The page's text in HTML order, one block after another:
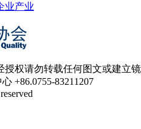
业产业
授权请勿转载任何图文或建立
+86.0755-83211207